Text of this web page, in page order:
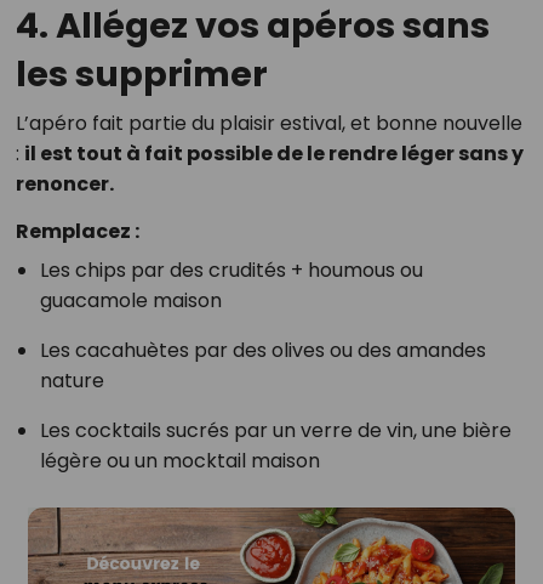
4.Allégez vos apéros sans
les supprimer
L’apéro fait partie du plaisir estival, et bonne nouvelle
: il est tout à fait possible de le rendre léger sans y
renoncer.
Remplacez :
Les chips par des crudités + houmous ou
guacamole maison
Les cacahuètes par des olives ou des amandes
nature
Les cocktails sucrés par un verre de vin, une bière
légère ou un mocktail maison